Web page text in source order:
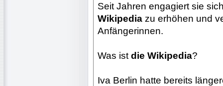
Seit Jahren engagiert sie
Wikipedia zu erhöhen und
Anfängerinnen.
Was ist die Wikipedia?
Iva Berlin hatte bereits